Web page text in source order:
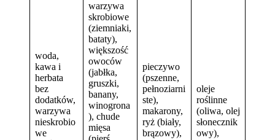
woda,
kawa i
herbata
bez
dodatków,
warzywa
nieskrobio
we
warzywa
skrobiowe
(ziemniaki,
bataty),
większość
owoców
(jabłka,
gruszki,
banany,
winogrona
), chude
mięsa
pieczywo
(pszenne,
pełnoziarni
ste),
makarony,
ryż (biały,
brązowy),
oleje
roślinne
(oliwa, olej
słonecznik
owy),